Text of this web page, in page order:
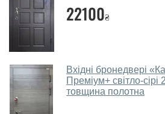
собою каталоги кольорів та
консультації Ви можете оформити
Виклик замірника-консультанта
Ви робите установку
22100₴
Вхідні бронедвері
Преміум+ світло-
товщина полотна